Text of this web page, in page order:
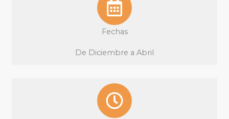
Fechas
De Diciembre a Abril